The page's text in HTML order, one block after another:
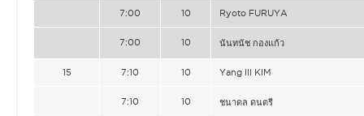
7:00 10 Ryoto FURUYA
7:00 10 นันทนัช กองแก้ว
15 7:10 10 Yang Ill KIM
7:10 10 ชนาดล ดนตรี